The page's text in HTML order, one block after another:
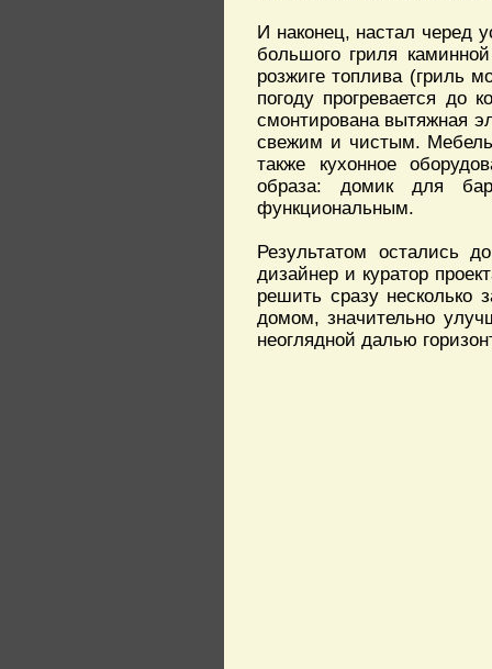
И наконец, настал черед
большого гриля
розжиге топлива (гриль
погоду прогревается до
смонтирована вытяжная
свежим и чистым.
также кухонное
образа: домик для
функциональным.
Результатом остались
дизайнер и куратор
решить сразу несколько
домом, значительно
неоглядной далью